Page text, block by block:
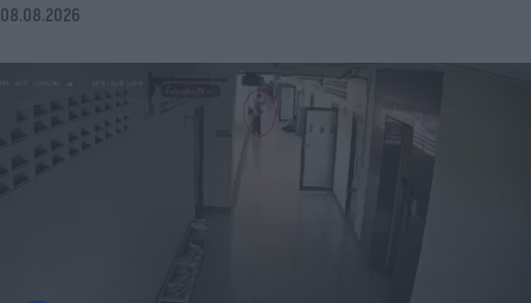
08.08.2026